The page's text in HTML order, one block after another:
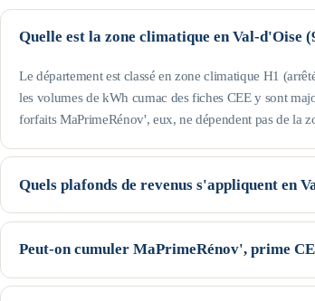
Quelle est la zone climatique en Val-d'Oise
Le département est classé en zone climatique H1
les volumes de kWh cumac des fiches CEE y sont
forfaits MaPrimeRénov', eux, ne dépendent pas de la
Quels plafonds de revenus s'appliquent en
Le département fait partie de l'Île-de-France : ce sont
personne seule, le profil Bleu (très modestes) va
cette page). Seuils indicatifs, guide Anah de février
Peut-on cumuler MaPrimeRénov', prime
Oui, ces trois dispositifs nationaux sont cumulables